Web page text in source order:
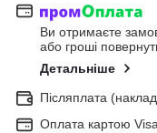
Ви отримаєте
або гроші
Детальніше
Післяплата
Оплата картою